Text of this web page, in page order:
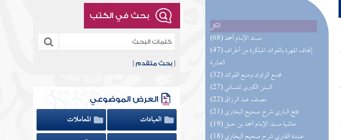
الكل
(68) مسند الإمام أحمد
(47) إتحاف المهرة بالفوائد المبتكرة من أطراف
العشرة
(32) مجمع الزاوئد ومنبع الفوائد
(27) السنن الكبرى للنسائي
(22) مصنف عبد الرزاق
(21) فتح الباري شرح صحيح البخاري
(19) حاشية مسند الإمام أحمد بن حنبل
(18) عمدة القاري شرح صحيح البخاري
بحث في الكتب
[بحث متقدم ]
العرض الموضوعي
العبادات
المعاملات